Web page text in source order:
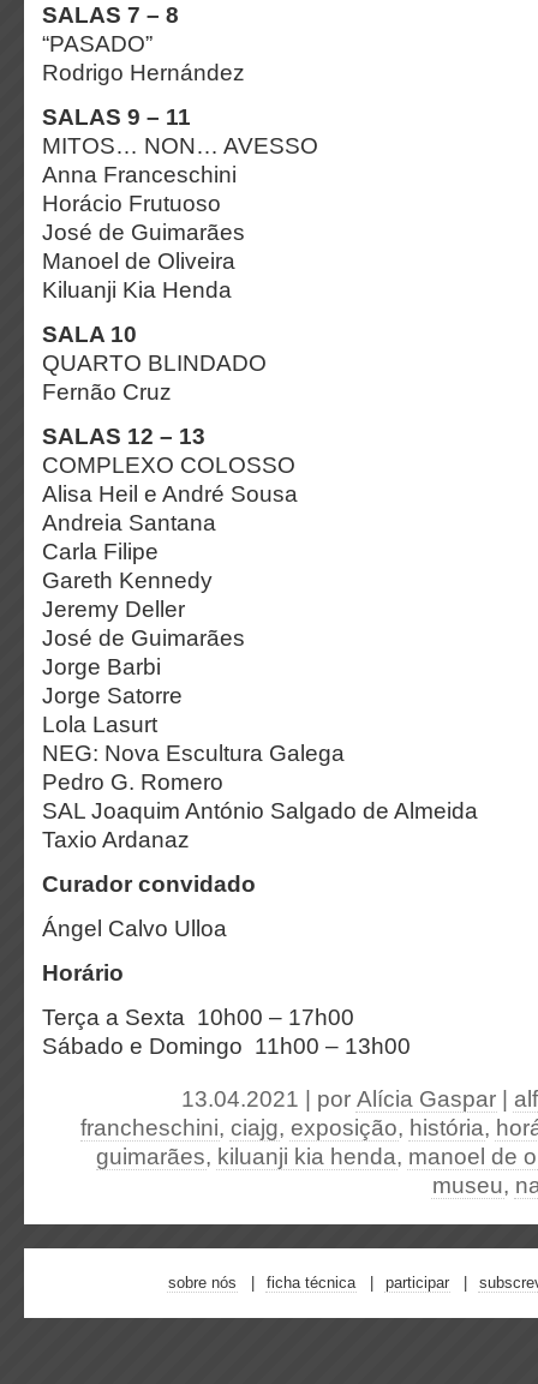
SALAS 7 – 8
“PASADO”
Rodrigo Hernández
SALAS 9 – 11
MITOS… NON… AVESSO
Anna Franceschini
Horácio Frutuoso
José de Guimarães
Manoel de Oliveira
Kiluanji Kia Henda
SALA 10
QUARTO BLINDADO
Fernão Cruz
SALAS 12 – 13
COMPLEXO COLOSSO
Alisa Heil e André Sousa
Andreia Santana
Carla Filipe
Gareth Kennedy
Jeremy Deller
José de Guimarães
Jorge Barbi
Jorge Satorre
Lola Lasurt
NEG: Nova Escultura Galega
Pedro G. Romero
SAL Joaquim António Salgado de Almeida
Taxio Ardanaz
Curador convidado
Ángel Calvo Ulloa
Horário
Terça a Sexta 10h00 – 17h00
Sábado e Domingo 11h00 – 13h00
13.04.2021 | por Alícia Gaspar
francheschini, ciajg, exposição, história,
guimarães, kiluanji kia henda, manoel de
museu,
sobre nós ficha técnica participar